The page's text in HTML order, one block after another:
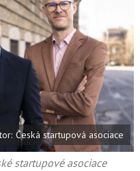
e
t
j
t
e
n
a
F
c
e
b
o
o
k
u
j
t
e
n
a
s
i
X
Česká startupová asociace
startupové asociace